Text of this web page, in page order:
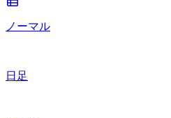
ノーマル
日足